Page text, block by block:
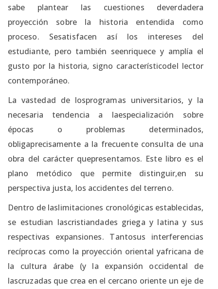
sabe plantear las cuestiones deverdadera
proyección sobre la historia entendida como
proceso. Sesatisfacen así los intereses del
estudiante, pero también seenriquece y amplía el
gusto por la historia, signo característicodel lector
contemporáneo.
La vastedad de losprogramas universitarios, y la
necesaria tendencia a laespecialización sobre
épocas o problemas determinados,
obligaprecisamente a la frecuente consulta de una
obra del carácter quepresentamos. Este libro es el
plano metódico que permite distinguir,en su
perspectiva justa, los accidentes del terreno.
Dentro de laslimitaciones cronológicas establecidas,
se estudian lascristiandades griega y latina y sus
respectivas expansiones. Tantosus interferencias
recíprocas como la proyección oriental yafricana de
la cultura árabe (y la expansión occidental de
lascruzadas que crea en el cercano oriente un eje de